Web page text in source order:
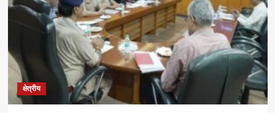
क्षेत्रीय